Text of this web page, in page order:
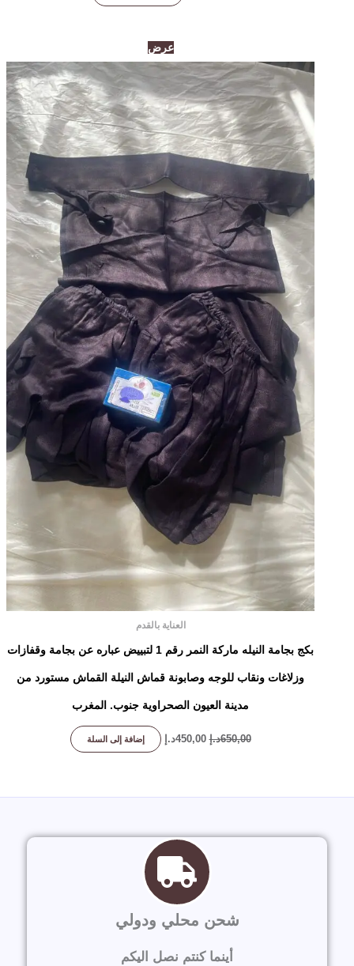
عرض
العناية بالقدم
بكج بجامة النيله ماركة النمر رقم 1 لتبييض عباره عن بجامة وقفازات
وزلاغات ونقاب للوجه وصابونة قماش النيلة القماش مستورد من
مدينة العيون الصحراوية جنوب. المغرب
650,00د.إ
هو:
650,00د.إ.
450,00د.إ
السعر
الحالي
هو:
450,00د.إ.
إضافة إلى السلة
شحن محلي ودولي
أينما كنتم نصل اليكم